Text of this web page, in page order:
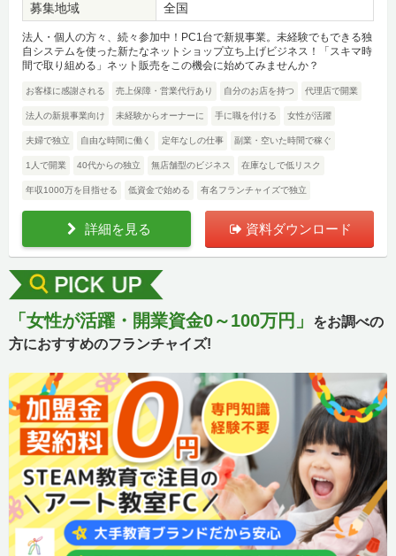
募集地域
全国
法人・個人の方々、続々参加中！PC1台で新規事業。未経験でもできる独
自システムを使った新たなネットショップ立ち上げビジネス！「スキマ時
間で取り組める」ネット販売をこの機会に始めてみませんか？
お客様に感謝される 売上保障・営業代行あり 自分のお店を持つ 代理店で開業
法人の新規事業向け 未経験からオーナーに 手に職を付ける 女性が活躍
夫婦で独立 自由な時間に働く 定年なしの仕事 副業・空いた時間で稼ぐ
1人で開業 40代からの独立 無店舗型のビジネス 在庫なしで低リスク
年収1000万を目指せる 低資金で始める 有名フランチャイズで独立
詳細を見る 資料ダウンロード
「女性が活躍・開業資金0～100万円」
をお調べの
方におすすめのフランチャイズ!